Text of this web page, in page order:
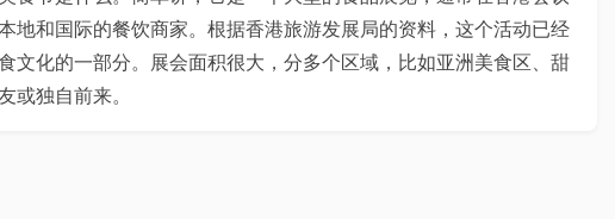
地和国际的餐饮商家。根据香港旅游发展局的资料，这个活动已经
文化的一部分。展会面积很大，分多个区域，比如亚洲美食区、甜
或独自前来。